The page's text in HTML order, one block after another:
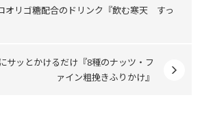
オリゴ糖配合のドリンク『飲む寒天 すっ
サッとかけるだけ『8種のナッツ・フ
ァイン粗挽きふりかけ』